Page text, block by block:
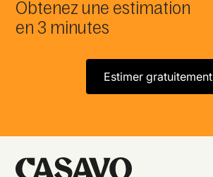
Obtenez une estimation
en 3 minutes
Estimer gratuitement